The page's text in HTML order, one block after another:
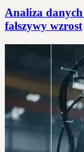
Analiza
fałszywy wzrost